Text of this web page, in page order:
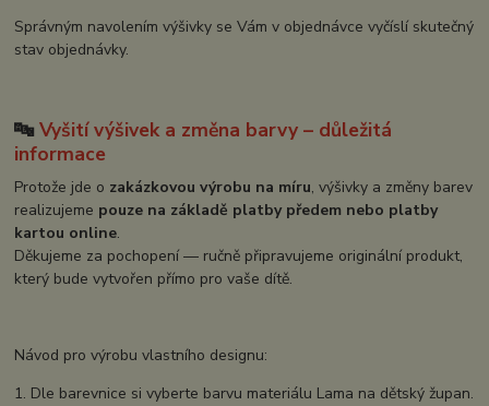
Správným navolením výšivky se Vám v objednávce vyčíslí skutečný
stav objednávky.
🔤Vyšití výšivek a změna barvy – důležitá
informace
Protože jde o zakázkovou výrobu na míru, výšivky a změny barev
realizujeme pouze na základě platby předem nebo platby
kartou online.
Děkujeme za pochopení — ručně připravujeme originální produkt,
který bude vytvořen přímo pro vaše dítě.
Návod pro výrobu vlastního designu:
1. Dle barevnice si vyberte barvu materiálu Lama na dětský župan.